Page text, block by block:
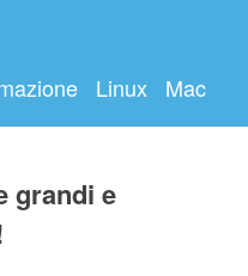
Linux Mac
grandi e